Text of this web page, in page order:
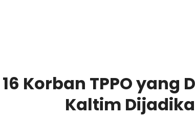
16 Korban TPPO yang
Kaltim